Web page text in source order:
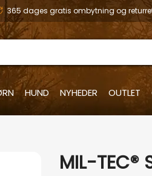
365 dages gratis ombytning og
HUND NYHEDER OUTLET
MIL-TEC®